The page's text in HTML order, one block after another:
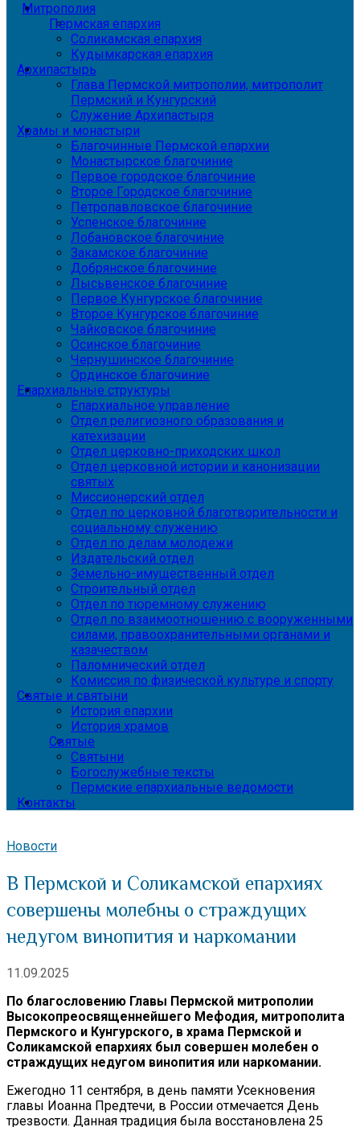
Митрополия
Пермская епархия
Соликамская епархия
Кудымкарская епархия
Архипастырь
Глава Пермской митрополии, митрополит
Пермский и Кунгурский
Служение Архипастыря
Храмы и монастыри
Благочинные Пермской епархии
Монастырское благочиние
Первое городское благочиние
Второе Городское благочиние
Петропавловское благочиние
Успенское благочиние
Лобановское благочиние
Закамское благочиние
Добрянское благочиние
Лысьвенское благочиние
Первое Кунгурское благочиние
Второе Кунгурское благочиние
Чайковское благочиние
Осинское благочиние
Чернушинское благочиние
Ординское благочиние
Епархиальные структуры
Епархиальное управление
Отдел религиозного образования и
катехизации
Отдел церковно-приходских школ
Отдел церковной истории и канонизации
святых
Миссионерский отдел
Отдел по церковной благотворительности и
социальному служению
Отдел по делам молодежи
Издательский отдел
Земельно-имущественный отдел
Строительный отдел
Отдел по тюремному служению
Отдел по взаимоотношению с вооруженными
силами, правоохранительными органами и
казачеством
Паломнический отдел
Комиссия по физической культуре и спорту
Святые и святыни
История епархии
История храмов
Святые
Святыни
Богослужебные тексты
Пермские епархиальные ведомости
Контакты
Новости
В Пермской и Соликамской епархиях
совершены молебны о страждущих
недугом винопития и наркомании
11.09.2025
По благословению Главы Пермской митрополии
Высокопреосвященнейшего Мефодия, митрополита
Пермского и Кунгурского, в храма Пермской и
Соликамской епархиях был совершен молебен о
страждущих недугом винопития или наркомании.
Ежегодно 11 сентября, в день памяти Усекновения
главы Иоанна Предтечи, в России отмечается День
трезвости. Данная традиция была восстановлена 25